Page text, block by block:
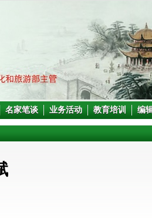
名家笔谈 业务活动 教育培训 编